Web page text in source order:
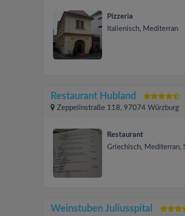
Pizzeria
Italienisch, Mediterran
Restaurant Hubland
Zeppelinstraße 118, 97074 Würzburg
Restaurant
Griechisch, Mediterran,
Weinstuben Juliusspital